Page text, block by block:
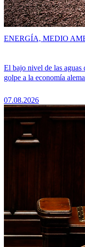
El bajo nivel de las aguas
golpe a la economía
07.08.2026
ENERGÍA, MEDIO